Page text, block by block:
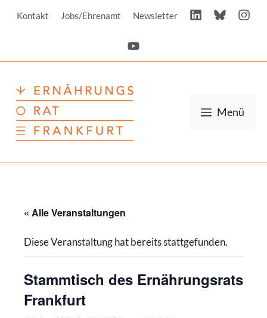
InhaltKontakt Jobs/Ehrenamt Newsletter
Menü
« Alle Veranstaltungen
Diese Veranstaltung hat bereits stattgefunden.
Stammtisch des Ernährungsrats
Frankfurt